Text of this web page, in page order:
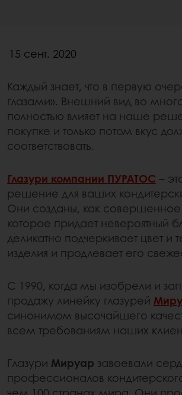
15 сент. 2020
Каждый знает, что в первую
глазами». Внешний вид во
полностью влияет на наше
покупке и только потом вкус
соответствовать.
Глазури компании ПУРАТОС –
решение для ваших
Они созданы, как совершенное
которое придает невероятный
деликатно подчеркивает цвет и
изделия и продлевает его
С 1990, когда мы изобрели и
продажу линейку глазурей
синонимом высочайшего
всем требованиям наших
Глазури Мируар завоевали
профессионалов